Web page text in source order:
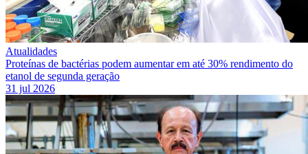
Atualidades
Proteínas de bactérias podem aumentar em até 30% rendimento do
etanol de segunda geração
31 jul 2026